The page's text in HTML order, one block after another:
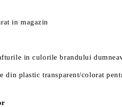
in magazin
in culorile brandului
plastic transparent/colorat